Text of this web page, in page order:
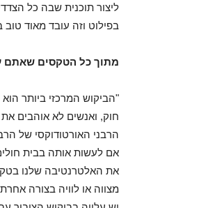
ליצור תוכנית שבה כל
בפילוט וזה עובד מאוד טוב
מתוך כל הטקסים שאתם
"הביקוש המרכזי ביותר
חוק, ואנשים לא אוהבים
הרבני האורטודוקסי של
אם לעשות אותה בבית
את האלטרנטיבה שלנו
מצווה או לוויה בצורה